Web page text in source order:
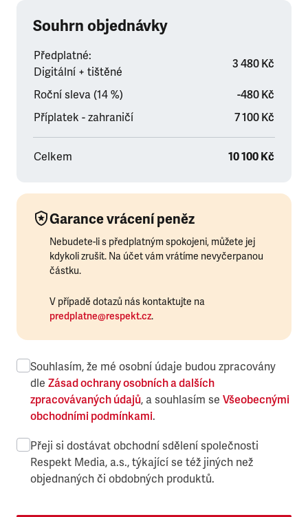
Souhrn objednávky
Předplatné:
Digitální + tištěné
3 480 Kč
Roční sleva (14 %)
-480 Kč
Příplatek - zahraničí
7 100 Kč
Celkem 10 100 Kč
Garance vrácení peněz
Nebudete-li s předplatným spokojeni, můžete jej
kdykoli zrušit. Na účet vám vrátíme nevyčerpanou
částku.
V případě dotazů nás kontaktujte na
predplatne@respekt.cz.
Souhlasím, že mé osobní údaje budou zpracovány
dle Zásad ochrany osobních a dalších
zpracovávaných údajů, a souhlasím se Všeobecnými
obchodními podmínkami.
Přeji si dostávat obchodní sdělení společnosti
Respekt Media, a.s., týkající se též jiných než
objednaných či obdobných produktů.